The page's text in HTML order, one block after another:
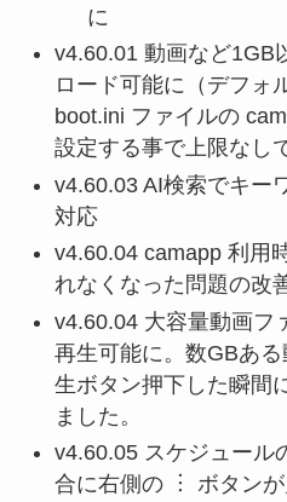
に
v4.60.01 動画など1GB
ロード可能に（デフォ
boot.ini ファイルの
設定する事で上限なし
v4.60.03 AI検索でキー
対応
v4.60.04 camapp 利用
れなくなった問題の改
v4.60.04 大容量動画フ
再生可能に。数GBあ
生ボタン押下した瞬間
ました。
v4.60.05 スケジュール
合に右側の ︙ ボタン